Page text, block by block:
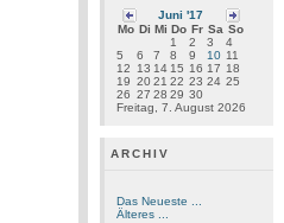
Juni '17
Mo Di Mi Do Fr Sa So
Freitag, 7. August 2026
1 2 3
4
5
6 7 8 9 10 11
12 13 14 15 16 17 18
19 20 21 22 23 24 25
26 27 28 29 30
ARCHIV
Das Neueste ...
Älteres ...